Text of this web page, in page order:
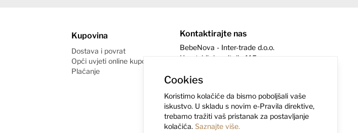
Kupovina
Dostava i povrat
Opći uvjeti online kupovine
Plaćanje
Kontaktirajte nas
BebeNova - Inter-trade d.o.o.
Hrvatskih branitelja 115
info@bebenova.eu
+385 35 404 011
Cookies
Koristimo kolačiće da bismo poboljšali vaše
iskustvo. U skladu s novim e-Pravila direktive,
trebamo tražiti vaš pristanak za postavljanje
kolačića. Saznajte više.